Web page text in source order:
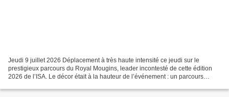
Jeudi 9 juillet 2026 Déplacement à très haute intensité ce jeudi sur le
prestigieux parcours du Royal Mougins, leader incontesté de cette édition
2026 de l’ISA. Le décor était à la hauteur de l’événement : un parcours